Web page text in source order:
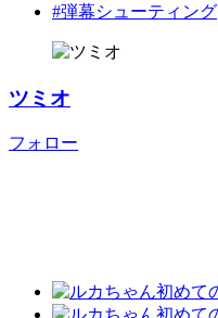
#弾幕シューティング
ツミオ
フォロー